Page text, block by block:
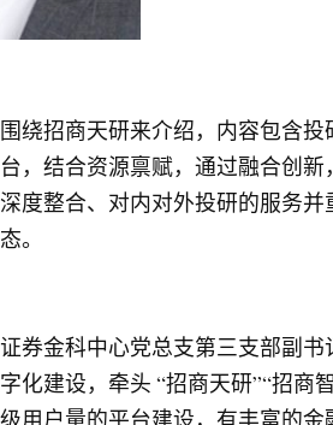
绕招商天研来介绍，内容包含
，结合资源禀赋，通过融合创
度整合、对内对外投研的服务
。
券金科中心党总支第三支部副
化建设，牵头 “招商天研”“招
用户量的平台建设，有丰富的金